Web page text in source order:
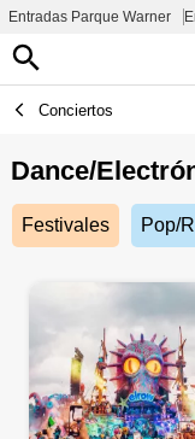
Entradas Parque Warner
Conciertos
Dance/
Festivales Pop/